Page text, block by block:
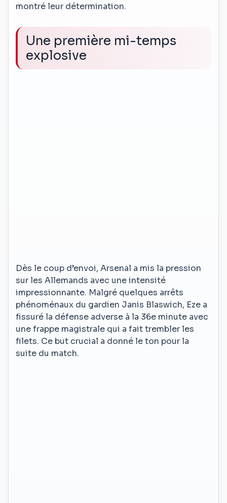
montré leur détermination.
Une première mi-temps
explosive
Dès le coup d’envoi, Arsenal a mis la pression
sur les Allemands avec une intensité
impressionnante. Malgré quelques arrêts
phénoménaux du gardien Janis Blaswich, Eze a
fissuré la défense adverse à la 36e minute avec
une frappe magistrale qui a fait trembler les
filets. Ce but crucial a donné le ton pour la
suite du match.